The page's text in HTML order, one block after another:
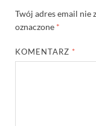
Twój adres email nie
oznaczone *
KOMENTARZ *